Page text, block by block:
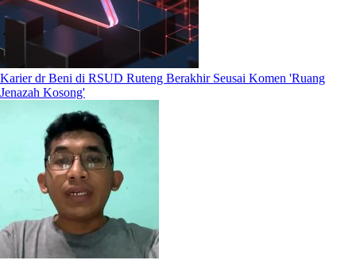
Karier dr Beni di RSUD Ruteng Berakhir Seusai Komen 'Ruang
Jenazah Kosong'